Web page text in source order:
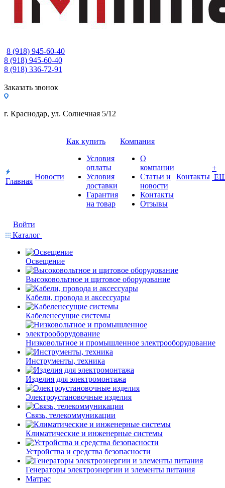
8 (918) 945-60-40
8 (918) 945-60-40
8 (918) 336-72-91
Заказать звонок
г. Краснодар, ул. Солнечная 5/12
Главная
Новости
Как купить
Условия
оплаты
Условия
доставки
Гарантия
на товар
Компания
О
компании
Статьи и
новости
Контакты
Отзывы
Контакты
+
Войти
Каталог
Освещение
Высоковольтное и щитовое оборудование
Кабели, провода и аксессуары
Кабеленесущие системы
Низковольтное и промышленное электрооборудование
Инструменты, техника
Изделия для электромонтажа
Электроустановочные изделия
Связь, телекоммуникации
Климатические и инженерные системы
Устройства и средства безопасности
Генераторы электроэнергии и элементы питания
Матрас